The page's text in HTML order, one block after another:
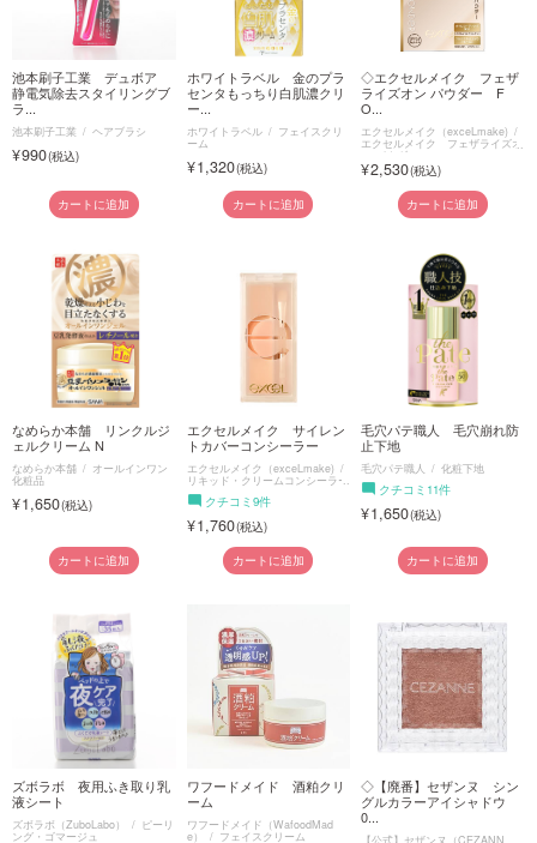
池本刷子工業 デュボア
静電気除去スタイリングブ
ラ...
池本刷子工業 ヘアブラシ
990
カートに追加
ホワイトラベル 金のプラ
センタもっちり白肌濃クリ
ー...
ホワイトラベル フェイスクリ
ーム
1,320
カートに追加
◇エクセルメイク フェザ
ライズオン パウダー F
O...
エクセルメイク（exceLmake)
エクセルメイク フェザライズオ
ン パウダー
2,530
カートに追加
なめらか本舗 リンクルジ
ェルクリーム N
なめらか本舗 オールインワン
化粧品
1,650
カートに追加
エクセルメイク サイレン
トカバーコンシーラー
エクセルメイク（exceLmake)
リキッド・クリームコンシーラー
クチコミ9件
1,760
カートに追加
毛穴パテ職人 毛穴崩れ防
止下地
毛穴パテ職人 化粧下地
クチコミ11件
1,650
カートに追加
ズボラボ 夜用ふき取り乳
液シート
ズボラボ（ZuboLabo） ピーリ
ング・ゴマージュ
ワフードメイド 酒粕クリ
ーム
ワフードメイド（WafoodMad
e） フェイスクリーム
◇【廃番】セザンヌ シン
グルカラーアイシャドウ
0...